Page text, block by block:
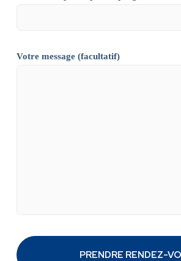
Votre message (facultatif)